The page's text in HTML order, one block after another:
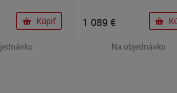
fotografovaní so
(Live View) aKúpiť
bajonetom Nikon F, 51
AF systémom Multi-CAM
ďalšou výbavou.
1 089 €
Na objednávku